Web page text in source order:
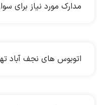
مدارک مورد نیاز برای
اتوبوس های نجف آباد